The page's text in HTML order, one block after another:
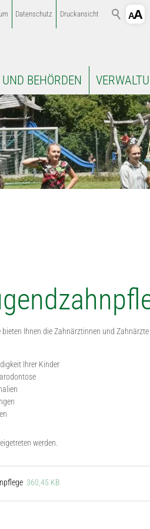
Datenschutz Druckansicht
BEHÖRDEN
Ihnen die Zahnärztinnen und
Ihrer Kinder
werden.
360,45 KB